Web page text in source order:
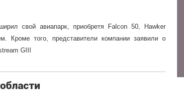
свой авиапарк, приобретя Falcon 50, Hawker
Кроме того, представители компании заявили о
GIII